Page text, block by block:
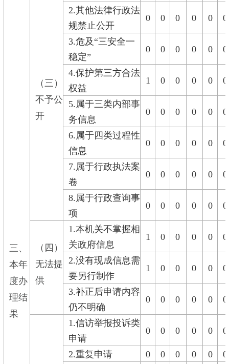
三、
本年
度办
理结
果
（三）
不予公
开
2.其他法律行政法
规禁止公开
0 0 0 0 0 0
3.危及“三安全一
稳定”
0 0 0 0 0 0
4.保护第三方合法
权益
1 0 0 0 0 0
5.属于三类内部事
务信息
0 0 0 0 0 0
6.属于四类过程性
信息
0 0 0 0 0 0
7.属于行政执法案
卷
0 0 0 0 0 0
8.属于行政查询事
项
0 0 0 0 0 0
（四）
无法提
供
1.本机关不掌握相
关政府信息
1 0 0 0 0 0
2.没有现成信息需
要另行制作
1 0 0 0 0 0
3.补正后申请内容
仍不明确
0 0 0 0 0 0
1.信访举报投诉类
申请
0 0 0 0 0 0
2.重复申请 0 0 0 0 0
0